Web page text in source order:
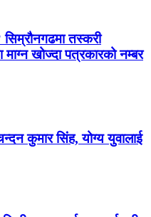
तस्करी
खोज्दा पत्रकारको नम्बर
कुमार सिंह, योग्य युवालाई